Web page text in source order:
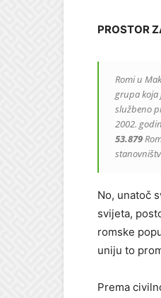
PROSTOR
Romi u
grupa koja
službeno
2002.
53.879
No, unatoč
svijeta,
romske
uniju to
Prema